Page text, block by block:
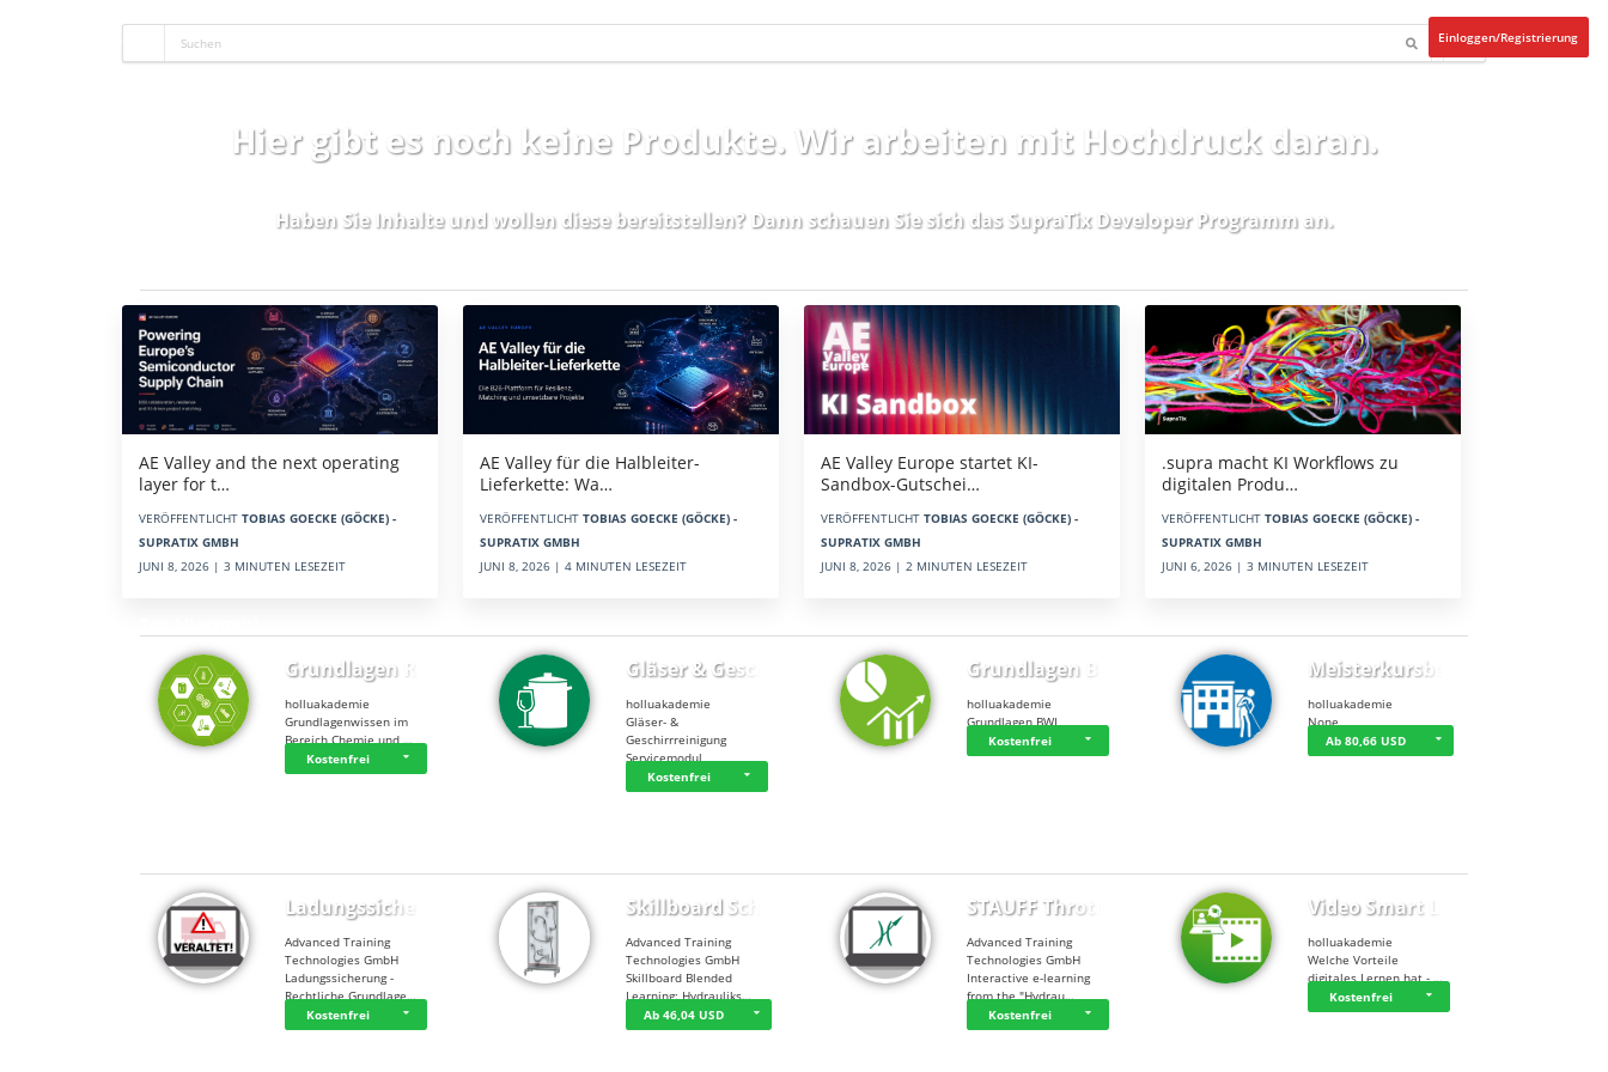
Einloggen/Registrierung
Hier gibt es noch keine Produkte. Wir arbeiten mit Hochdruck daran.
Haben Sie Inhalte und wollen diese bereitstellen? Dann schauen Sie sich das SupraTix Developer Programman.
AE Valley and the next operating
layer for t…
VERÖFFENTLICHT TOBIAS GOECKE (GÖCKE) -
SUPRATIX GMBH
JUNI 8, 2026 | 3 MINUTEN LESEZEIT
AE Valley für die Halbleiter-
Lieferkette: Wa…
VERÖFFENTLICHT TOBIAS GOECKE (GÖCKE) -
SUPRATIX GMBH
JUNI 8, 2026 | 4 MINUTEN LESEZEIT
AE Valley Europe startet KI-
Sandbox-Gutschei…
VERÖFFENTLICHT TOBIAS GOECKE (GÖCKE) -
SUPRATIX GMBH
JUNI 8, 2026 | 2 MINUTEN LESEZEIT
.supra macht KI Workflows zu
digitalen Produ…
VERÖFFENTLICHT TOBIAS GOECKE (GÖCKE) -
SUPRATIX GMBH
JUNI 6, 2026 | 3 MINUTEN LESEZEIT
Grundlagen Rein…
holluakademie
Grundlagenwissen im
Bereich Chemie und …
Kostenfrei
Gläser & Geschi…
holluakademie
Gläser- &
Geschirrreinigung
Servicemodul
Kostenfrei
Grundlagen BWL
holluakademie
Grundlagen BWL
Kostenfrei
Meisterkursbegl…
holluakademie
None
Ab 80,66 USD
Ladungssicherung
Advanced Training
Technologies GmbH
Ladungssicherung -
Rechtliche Grundlage…
Kostenfrei
Skillboard Schl…
Advanced Training
Technologies GmbH
Skillboard Blended
Learning: Hydrauliks…
Ab 46,04 USD
STAUFF Throttle…
Advanced Training
Technologies GmbH
Interactive e-learning
from the "Hydrau…
Kostenfrei
Video Smart Lea…
holluakademie
Welche Vorteile
digitales Lernen hat - …
Kostenfrei